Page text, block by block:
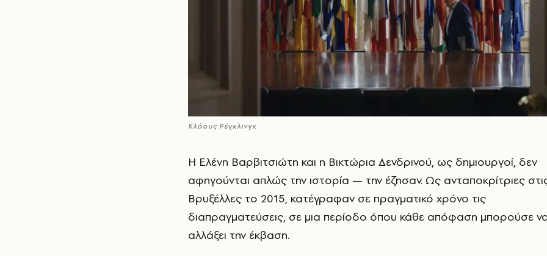
Κλάους Ρέγκλινγκ
Η Ελένη Βαρβιτσιώτη και η Βικτώρια Δενδρινού, ως δημιουργοί, δεν
αφηγούνται απλώς την ιστορία — την έζησαν. Ως ανταποκρίτριες
Βρυξέλλες το 2015, κατέγραφαν σε πραγματικό χρόνο τις
διαπραγματεύσεις, σε μια περίοδο όπου κάθε απόφαση μπορούσε
αλλάξει την έκβαση.